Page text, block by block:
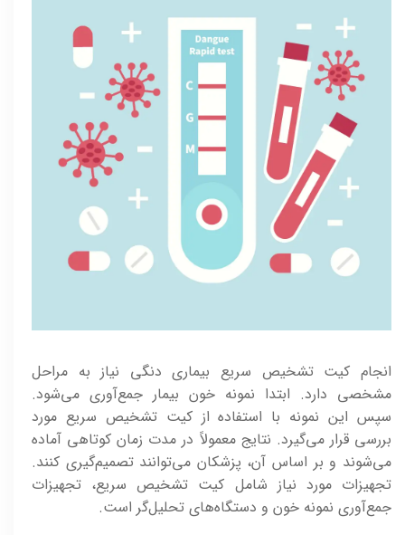
انجام کیت تشخیص سریع بیماری دنگی نیاز به مراحل
مشخصی دارد. ابتدا نمونه خون بیمار جمع‌آوری می‌شود.
سپس این نمونه با استفاده از کیت تشخیص سریع مورد
بررسی قرار می‌گیرد. نتایج معمولاً در مدت زمان کوتاهی آماده
می‌شوند و بر اساس آن، پزشکان می‌توانند تصمیم‌گیری کنند.
تجهیزات مورد نیاز شامل کیت تشخیص سریع، تجهیزات
جمع‌آوری نمونه خون و دستگاه‌های تحلیل‌گر است.